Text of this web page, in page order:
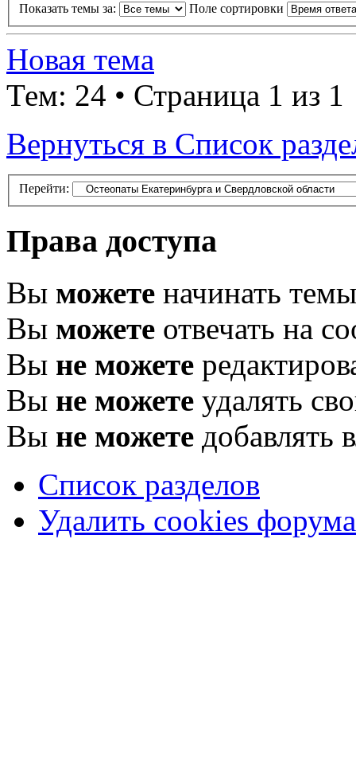
Показать темы за: Поле сортировки
Новая тема
Тем: 24 • Страница 1 из 1
Вернуться в Список
Перейти:
Права доступа
Вы можете начинать темы
Вы можете отвечать на
Вы не можете
Вы не можете удалять
Вы не можете добавлять
Список разделов
Удалить cookies форума